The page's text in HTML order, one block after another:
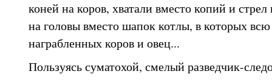
коней на коров, хватали вместо копий и
на головы вместо шапок котлы, в которых
награбленных коров и овец...
Пользуясь суматохой, смелый разведчик-